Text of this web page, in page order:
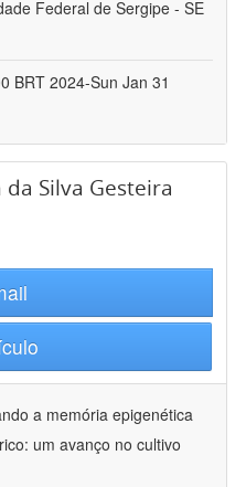
Federal de Sergipe - SE
BRT 2024-Sun Jan 31
Silva Gesteira
a memória epigenética
um avanço no cultivo